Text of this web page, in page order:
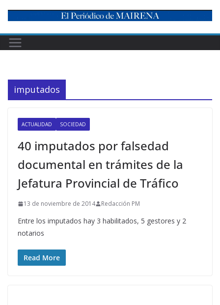
content
imputados
ACTUALIDAD SOCIEDAD
40 imputados por falsedad
documental en trámites de la
Jefatura Provincial de Tráfico
13 de noviembre de 2014 Redacción PM
Entre los imputados hay 3 habilitados, 5 gestores y 2
notarios
Read More